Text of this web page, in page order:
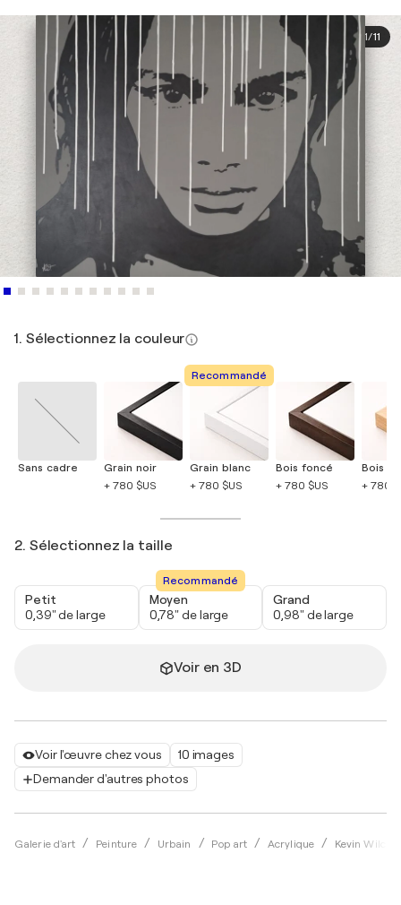
Voir l'œuvre chez vous
10 images
Demander d'autres photos
Galerie d'art Peinture Urbain Pop art Acrylique Kevin
1/11
1. Sélectionnez la couleur
Sans cadre
Grain noir
+ 780 $US
Recommandé
Grain blanc
+ 780 $US
Bois foncé
+ 780 $US
Bois
+ 780
2. Sélectionnez la taille
Petit
0,39" de large
Recommandé
Moyen
0,78" de large
Grand
0,98" de large
Voir en 3D